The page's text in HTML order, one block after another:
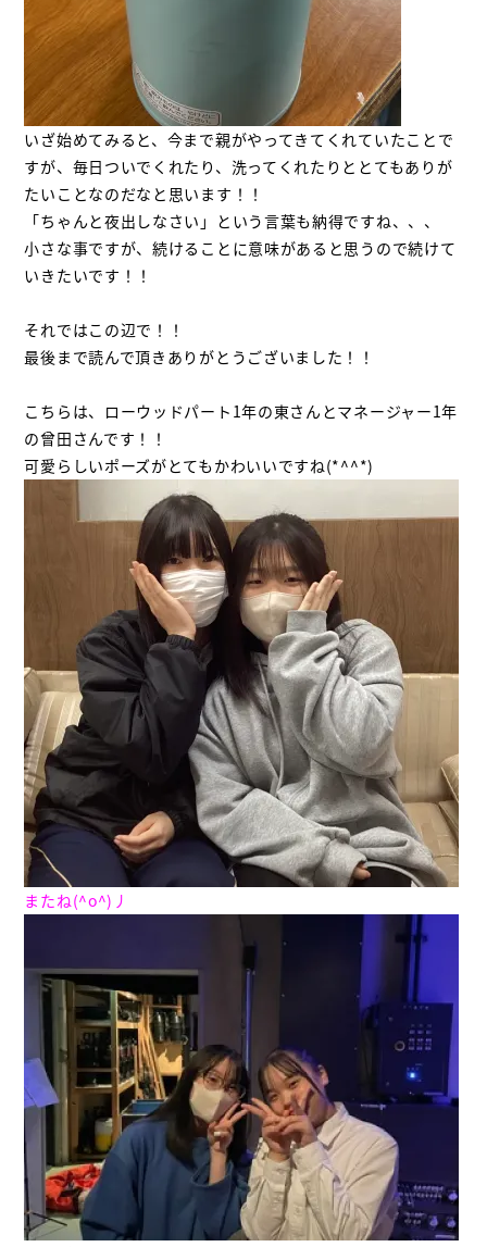
いざ始めてみると、今まで親がやってきてくれていたことで
すが、毎日ついでくれたり、洗ってくれたりととてもありが
たいことなのだなと思います！！
「ちゃんと夜出しなさい」という言葉も納得ですね、、、
小さな事ですが、続けることに意味があると思うので続けて
いきたいです！！
それではこの辺で！！
最後まで読んで頂きありがとうございました！！
こちらは、ローウッドパート1年の東さんとマネージャー1年
の曾田さんです！！
可愛らしいポーズがとてもかわいいですね(*^^*)
またね(^o^)丿